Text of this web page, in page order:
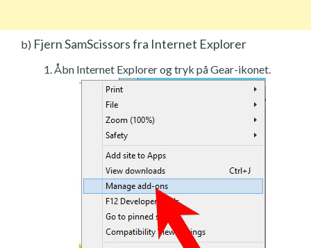
b) Fjern SamScissors fra Internet Explorer
Åbn Internet Explorer og tryk på Gear-ikonet.